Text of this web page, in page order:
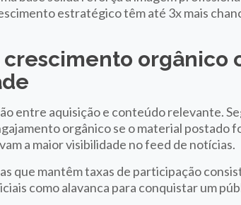
estratégico têm até 3x mais
orgânico
entre aquisição e conteúdo relevante.
orgânico se o material postado
a maior visibilidade no feed de notícias.
que mantêm taxas de participação
como alavanca para conquistar um